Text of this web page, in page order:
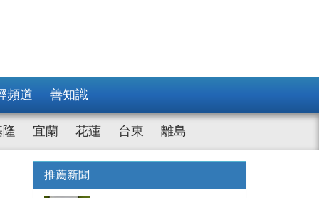
頻道 善知識
隆 宜蘭 花蓮 台東 離島
推薦新聞